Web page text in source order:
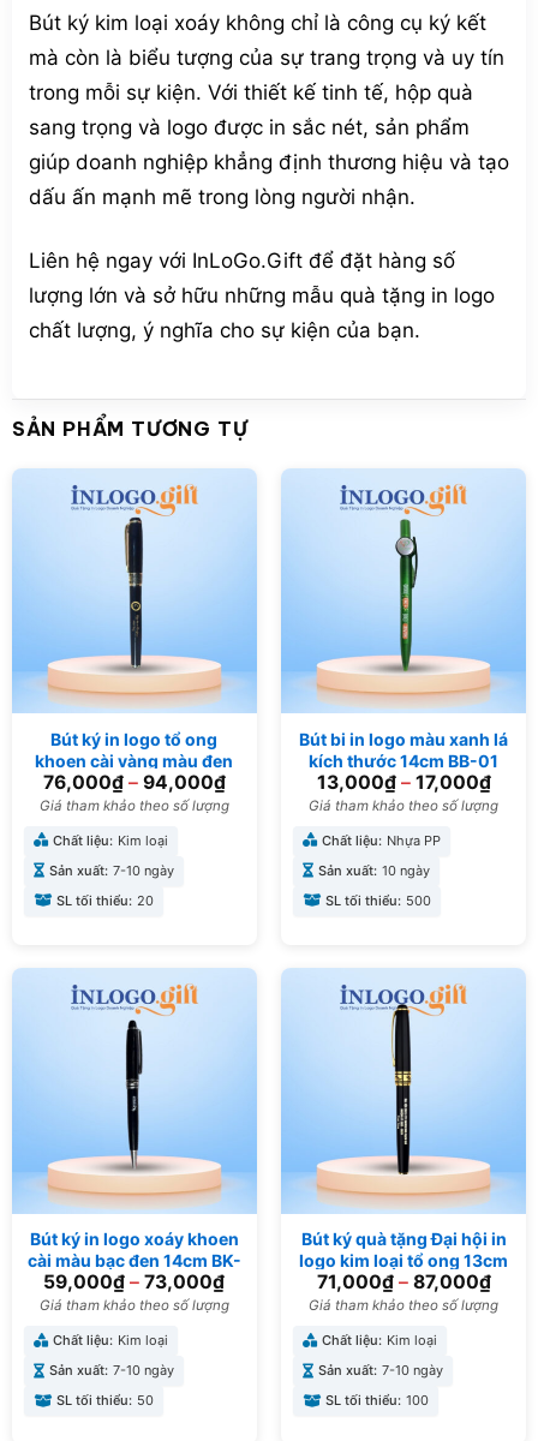
Bút ký kim loại xoáy không chỉ là công cụ ký kết
mà còn là biểu tượng của sự trang trọng và uy tín
trong mỗi sự kiện. Với thiết kế tinh tế, hộp quà
sang trọng và logo được in sắc nét, sản phẩm
giúp doanh nghiệp khẳng định thương hiệu và tạo
dấu ấn mạnh mẽ trong lòng người nhận.
Liên hệ ngay với InLoGo.Gift để đặt hàng số
lượng lớn và sở hữu những mẫu quà tặng in logo
chất lượng, ý nghĩa cho sự kiện của bạn.
SẢN PHẨM TƯƠNG TỰ
Bút ký in logo tổ ong
khoen cài vàng màu đen
13cm BK-03
76,000₫– 94,000₫
Giá tham khảo theo số lượng
Chất liệu: Kim loại
Sản xuất: 7-10 ngày
SL tối thiểu: 20
Bút bi in logo màu xanh lá
kích thước 14cm BB-01
13,000₫– 17,000₫
Giá tham khảo theo số lượng
Chất liệu: Nhựa PP
Sản xuất: 10 ngày
SL tối thiểu: 500
Bút ký in logo xoáy khoen
cài màu bạc đen 14cm BK-
05
59,000₫ –73,000₫
Giá tham khảo theo số lượng
Chất liệu: Kim loại
Sản xuất: 7-10 ngày
SL tối thiểu: 50
Bút ký quà tặng Đại hội in
logo kim loại tổ ong 13cm
BK-06
71,000₫– 87,000₫
Giá tham khảo theo số lượng
Chất liệu: Kim loại
Sản xuất: 7-10 ngày
SL tối thiểu: 100